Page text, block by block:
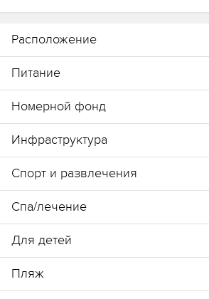
Расположение
Питание
Номерной фонд
Инфраструктура
Спорт и развлечения
Спа/лечение
Для детей
Пляж